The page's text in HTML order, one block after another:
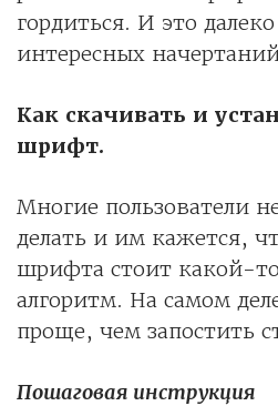
гордиться. И это
интересных
Как скачивать и
шрифт.
Многие пользователи
делать и им кажется,
шрифта стоит какой-
алгоритм. На самом
проще, чем запостить
Пошаговая инструкция